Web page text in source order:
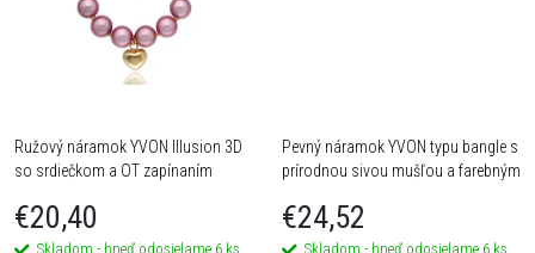
Ružový náramok YVON Illusion 3D
so srdiečkom a OT zapínaním
€20,40
Skladom - hneď odosielame 6 ks
Pevný náramok YVON typu bangle s
prírodnou sivou mušľou a farebným
€24,52
Skladom - hneď odosielame 6 ks